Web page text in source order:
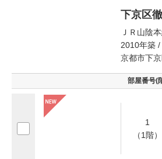
下京区
ＪＲ山陰
2010年築 /
京都市下
部屋番号(
1
（1階）